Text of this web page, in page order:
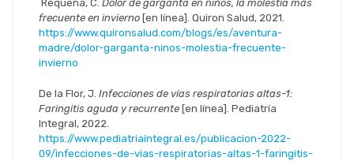
Requena, C. Dolor de garganta en niños, la molestia más
frecuente en invierno [en línea]. Quiron Salud, 2021.
https://www.quironsalud.com/blogs/es/aventura-
madre/dolor-garganta-ninos-molestia-frecuente-
invierno
De la Flor, J. Infecciones de vías respiratorias altas-1:
Faringitis aguda y recurrente [en línea]. Pediatría
Integral, 2022.
https://www.pediatriaintegral.es/publicacion-2022-
09/infecciones-de-vias-respiratorias-altas-1-faringitis-